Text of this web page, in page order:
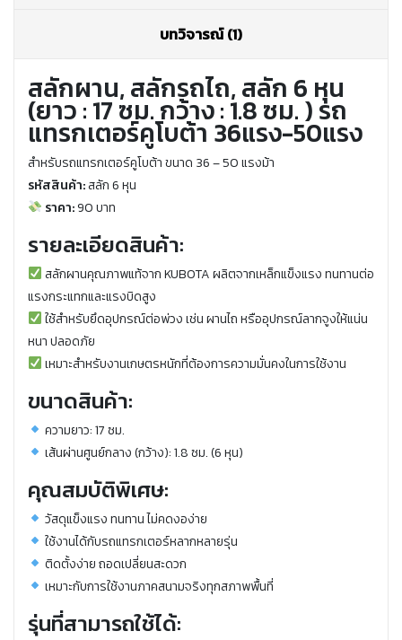
บทวิจารณ์ (1)
สลักผาน, สลักรถไถ, สลัก 6 หุน
(ยาว : 17 ซม. กว้าง : 1.8 ซม. ) รถ
แทรกเตอร์คูโบต้า 36แรง-50แรง
สำหรับรถแทรกเตอร์คูโบต้า ขนาด 36 – 50 แรงม้า
รหัสสินค้า:สลัก 6 หุน
ราคา:90 บาท
รายละเอียดสินค้า:
สลักผานคุณภาพแท้จาก KUBOTA ผลิตจากเหล็กแข็งแรง ทนทานต่อ
แรงกระแทกและแรงบิดสูง
ใช้สำหรับยึดอุปกรณ์ต่อพ่วง เช่น ผานไถ หรืออุปกรณ์ลากจูงให้แน่น
หนา ปลอดภัย
เหมาะสำหรับงานเกษตรหนักที่ต้องการความมั่นคงในการใช้งาน
ขนาดสินค้า:
ความยาว: 17 ซม.
เส้นผ่านศูนย์กลาง (กว้าง): 1.8 ซม. (6 หุน)
คุณสมบัติพิเศษ:
วัสดุแข็งแรง ทนทาน ไม่คดงอง่าย
ใช้งานได้กับรถแทรกเตอร์หลากหลายรุ่น
ติดตั้งง่าย ถอดเปลี่ยนสะดวก
เหมาะกับการใช้งานภาคสนามจริงทุกสภาพพื้นที่
รุ่นที่สามารถใช้ได้: